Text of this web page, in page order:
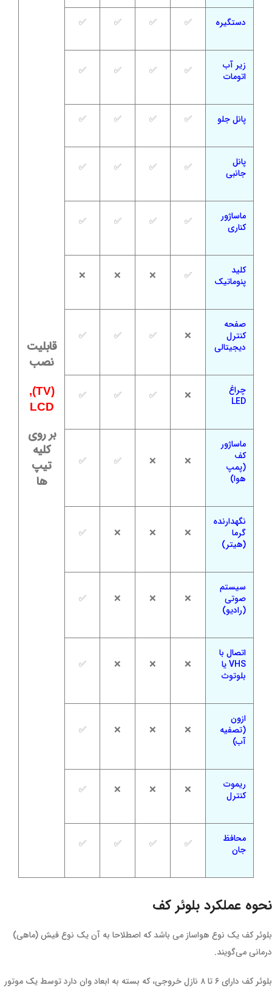
قابلیت
نصب
(TV),
LCD
بر روی
کلیه
تیپ
ها
دستگیره ✅
✅
✅
✅
زیر آب
اتومات
✅
✅
✅
✅
پانل جلو ✅
✅
✅
✅
پانل
جانبی
✅
✅
✅
✅
ماساژور
کناری
✅
✅
✅
✅
کلید
پنوماتیک
✅
❌
❌
❌
صفحه
کنترل
دیجیتالی
❌
✅
✅
✅
چراغ
LED
❌
✅
✅
✅
ماساژور
کف
(پمپ
هوا)
❌
❌
✅
✅
نگهدارنده
گرما
(هیتر)
❌
❌
❌
✅
سیستم
صوتی
(رادیو)
❌
❌
❌
✅
اتصال با
VHS یا
بلوتوث
❌
❌
❌
✅
ازون
(تصفیه
آب)
❌
❌
❌
✅
ریموت
کنترل
❌
❌
❌
✅
محافظ
جان
✅
✅
✅
✅
نحوه عملکرد بلوئر کف
بلوئر کف یک نوع هواساز می باشد که اصطلاحا به آن یک نوع فیش (ماهی)
درمانی می‌گویند.
بلوئر کف دارای ۶ تا ۸ نازل خروجی، که بسته به ابعاد وان دارد توسط یک موتور